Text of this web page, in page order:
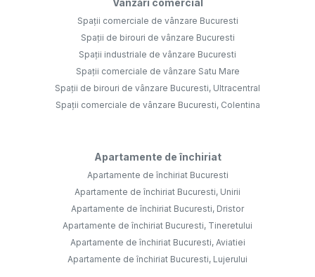
Spații comerciale de vânzare Bucuresti
Spații de birouri de vânzare Bucuresti
Spații industriale de vânzare Bucuresti
Spații comerciale de vânzare Satu Mare
Spații de birouri de vânzare Bucuresti, Ultracentral
Spații comerciale de vânzare Bucuresti, Colentina
Apartamente de închiriat
Apartamente de închiriat Bucuresti
Apartamente de închiriat Bucuresti, Unirii
Apartamente de închiriat Bucuresti, Dristor
Apartamente de închiriat Bucuresti, Tineretului
Apartamente de închiriat Bucuresti, Aviatiei
Apartamente de închiriat Bucuresti, Lujerului